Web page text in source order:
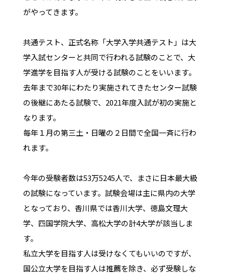
がやってきます。
共通テスト、正式名称「大学入学共通テスト」は大
学入試センターと共同で行われる試験のことで、大
学進学を目指す人が受ける試験のことをいいます。
去年まで30年にわたり実施されてきたセンター試験
の後継にあたる試験で、2021年度入試が初の実施と
なります。
毎年１月の第三土・日曜の２日間で全国一斉に行わ
れます。
今年の受験者数は53万5245人で、まさに日本最大級
の試験になっています。試験会場は主に県内の大学
となっており、香川県では香川大学、徳島文理大
学、四国学院大学、高松大学の計4大学が該当しま
す。
私立大学を目指す人は受けなくてもいいのですが、
国公立大学を目指す人は推薦を除き、必ず受験しな